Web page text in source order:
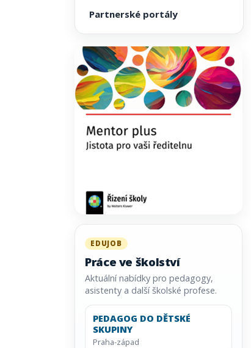
Partnerské portály
EDUJOB
Práce ve školství
Aktuální nabídky pro pedagogy,
asistenty a další školské profese.
PEDAGOG DO DĚTSKÉ
SKUPINY
Praha-západ